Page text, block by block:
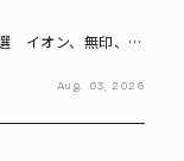
イオン、無印、U-
Aug. 03, 2026